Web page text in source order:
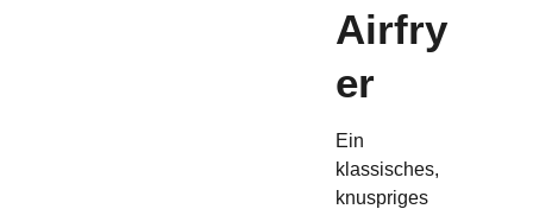
Airfry
er
Ein
klassisches,
knuspriges